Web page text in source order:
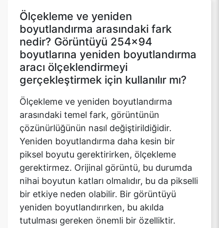
Ölçekleme ve yeniden
boyutlandırma arasındaki fark
nedir? Görüntüyü 254x94
boyutlarına yeniden boyutlandırma
aracı ölçeklendirmeyi
gerçekleştirmek için kullanılır mı?
Ölçekleme ve yeniden boyutlandırma
arasındaki temel fark, görüntünün
çözünürlüğünün nasıl değiştirildiğidir.
Yeniden boyutlandırma daha kesin bir
piksel boyutu gerektirirken, ölçekleme
gerektirmez. Orijinal görüntü, bu durumda
nihai boyutun katları olmalıdır, bu da pikselli
bir etkiye neden olabilir. Bir görüntüyü
yeniden boyutlandırırken, bu akılda
tutulması gereken önemli bir özelliktir.